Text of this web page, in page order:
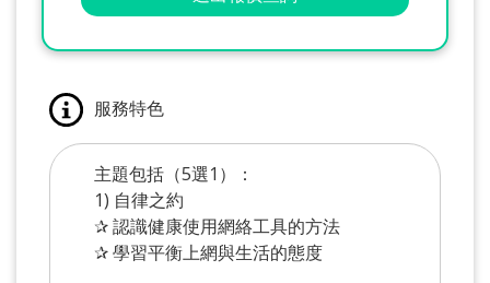
服務特色
主題包括（5選1）：
1) 自律之約
✰ 認識健康使用網絡工具的方法
✰ 學習平衡上網與生活的態度